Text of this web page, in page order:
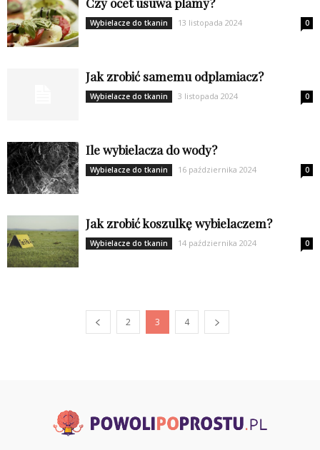
Wybielacze do tkanin 13 listopada 2024 0
Jak zrobić samemu odplamiacz?
Wybielacze do tkanin 3 listopada 2024 0
Ile wybielacza do wody?
Wybielacze do tkanin 16 października 2024 0
Jak zrobić koszulkę wybielaczem?
Wybielacze do tkanin 14 października 2024 0
2 3 4